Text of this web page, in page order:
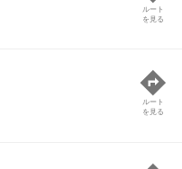
ルート
を見る
ルート
を見る